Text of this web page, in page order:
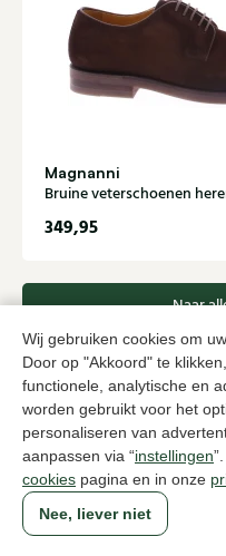
Wij gebruiken cookies om
Door op "Akkoord" te
functionele, analytische en
worden gebruikt voor het
personaliseren van
aanpassen via “instellingen
cookies pagina en in onze
Nee, liever niet
Magnanni
Bruine veterschoenen
349,95
Naar
Sinds 1983 een begrip
Voor dames